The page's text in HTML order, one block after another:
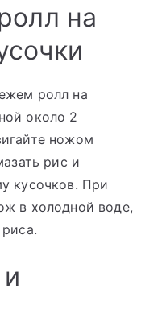
на
ролл на
около 2
ножом
рис и
кусочков. При
в холодной воде,